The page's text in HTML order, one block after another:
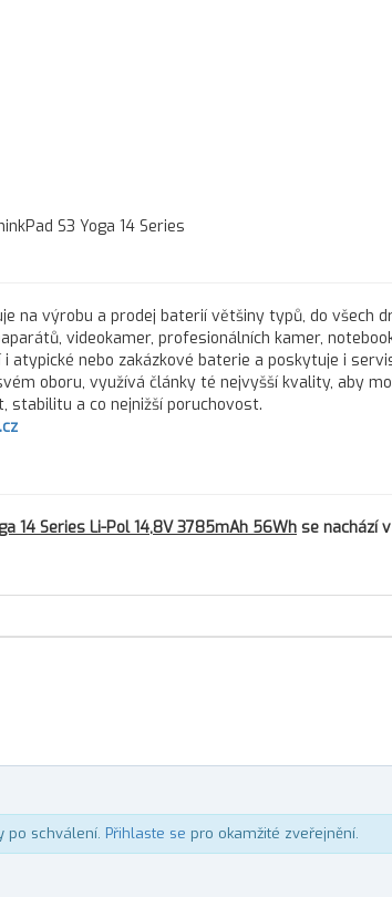
S3 Yoga 14 Series
na výrobu a prodej baterií většiny typů, do všech
videokamer, profesionálních kamer,
atypické nebo zakázkové baterie a poskytuje i
oboru, využívá články té nejvyšší kvality, aby
stabilitu a co nejnižší poruchovost.
14 Series Li-Pol 14,8V 3785mAh 56Wh se nachází
po schválení. Přihlaste se pro okamžité zveřejnění.